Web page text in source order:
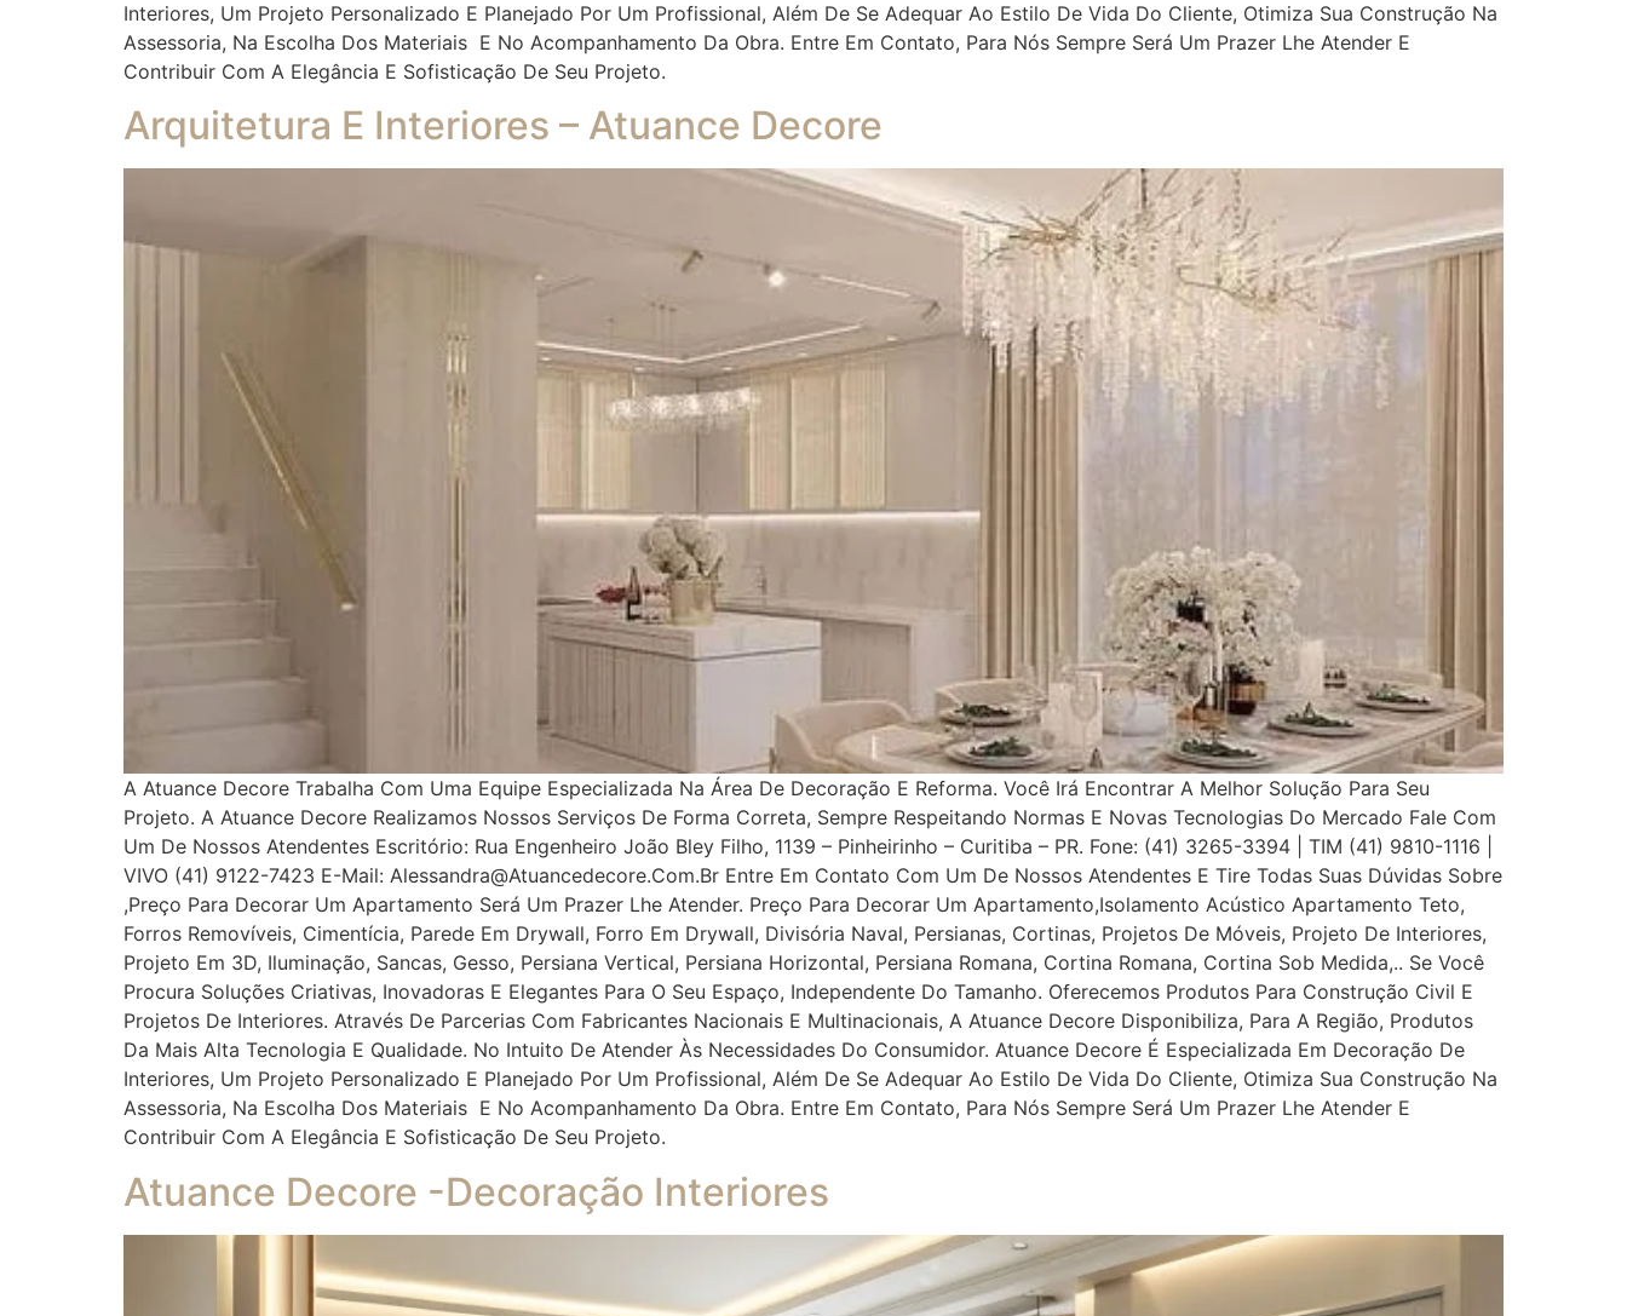
Interiores, Um Projeto Personalizado E Planejado Por Um Profissional, Além De Se Adequar Ao Estilo De Vida Do Cliente, Otimiza Sua Construção Na
Assessoria, Na Escolha Dos Materiais E No Acompanhamento Da Obra. Entre Em Contato, Para Nós Sempre Será Um Prazer Lhe Atender E
Contribuir Com A Elegância E Sofisticação De Seu Projeto.
Arquitetura E Interiores – Atuance Decore
A Atuance Decore Trabalha Com Uma Equipe Especializada Na Área De Decoração E Reforma. Você Irá Encontrar A Melhor Solução Para Seu
Projeto. A Atuance Decore Realizamos Nossos Serviços De Forma Correta, Sempre Respeitando Normas E Novas Tecnologias Do Mercado Fale Com
Um De Nossos Atendentes Escritório: Rua Engenheiro João Bley Filho, 1139 – Pinheirinho – Curitiba – PR. Fone: (41) 3265-3394 | TIM (41) 9810-1116 |
VIVO (41) 9122-7423 E-Mail: Alessandra@atuancedecore.com.br Entre Em Contato Com Um De Nossos Atendentes E Tire Todas Suas Dúvidas Sobre
,Preço Para Decorar Um Apartamento Será Um Prazer Lhe Atender. Preço Para Decorar Um Apartamento,Isolamento Acústico Apartamento Teto,
Forros Removíveis, Cimentícia, Parede Em Drywall, Forro Em Drywall, Divisória Naval, Persianas, Cortinas, Projetos De Móveis, Projeto De Interiores,
Projeto Em 3D, Iluminação, Sancas, Gesso, Persiana Vertical, Persiana Horizontal, Persiana Romana, Cortina Romana, Cortina Sob Medida,.. Se Você
Procura Soluções Criativas, Inovadoras E Elegantes Para O Seu Espaço, Independente Do Tamanho. Oferecemos Produtos Para Construção Civil E
Projetos De Interiores. Através De Parcerias Com Fabricantes Nacionais E Multinacionais, A Atuance Decore Disponibiliza, Para A Região, Produtos
Da Mais Alta Tecnologia E Qualidade. No Intuito De Atender Às Necessidades Do Consumidor. Atuance Decore É Especializada Em Decoração De
Interiores, Um Projeto Personalizado E Planejado Por Um Profissional, Além De Se Adequar Ao Estilo De Vida Do Cliente, Otimiza Sua Construção Na
Assessoria, Na Escolha Dos Materiais E No Acompanhamento Da Obra. Entre Em Contato, Para Nós Sempre Será Um Prazer Lhe Atender E
Contribuir Com A Elegância E Sofisticação De Seu Projeto.
Atuance Decore -Decoração Interiores